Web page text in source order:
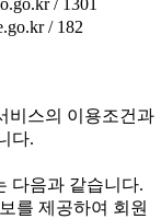
/ 1301
/ 182
비스의 이용조건과
다.
다음과 같습니다.
를 제공하여 회원